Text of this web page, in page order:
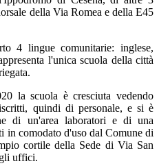
della Via Romea e della E45
4 lingue comunitarie: inglese,
l'unica scuola della città
la scuola è cresciuta vedendo
quindi di personale, e si è
di un'area laboratori e di una
comodato d'uso dal Comune di
cortile della Sede di Via San
uffici.